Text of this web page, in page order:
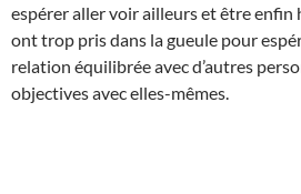
espérer aller voir ailleurs et être enfin
ont trop pris dans la gueule pour
relation équilibrée avec d’autres
objectives avec elles-mêmes.